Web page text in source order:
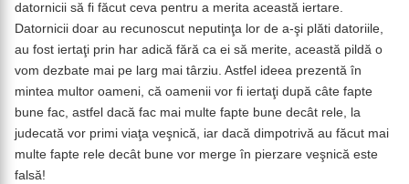
datornicii să fi făcut ceva pentru a merita această iertare.
Datornicii doar au recunoscut neputinţa lor de a-şi plăti datoriile,
au fost iertaţi prin har adică fără ca ei să merite, această pildă o
vom dezbate mai pe larg mai târziu. Astfel ideea prezentă în
mintea multor oameni, că oamenii vor fi iertaţi după câte fapte
bune fac, astfel dacă fac mai multe fapte bune decât rele, la
judecată vor primi viaţa veşnică, iar dacă dimpotrivă au făcut mai
multe fapte rele decât bune vor merge în pierzare veşnică este
falsă!